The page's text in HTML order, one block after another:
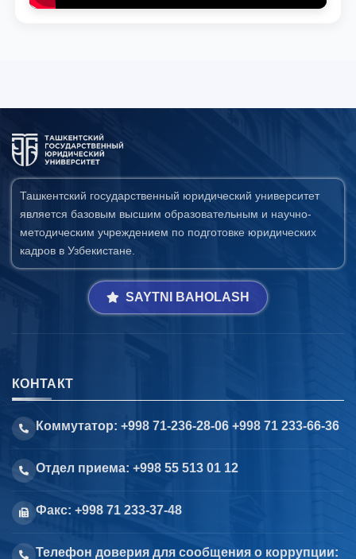
Ташкентский государственный юридический университет
является базовым высшим образовательным и научно-
методическим учреждением по подготовке юридических
кадров в Узбекистане.
SAYTNI BAHOLASH
КОНТАКТ
Коммутатор: +998 71-236-28-06 +998 71 233-66-36
Отдел приема: +998 55 513 01 12
Факс: +998 71 233-37-48
Телефон доверия для сообщения о коррупции: